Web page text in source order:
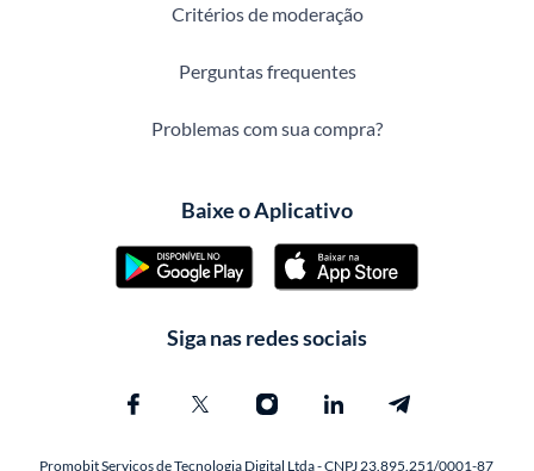
Critérios de moderação
Perguntas frequentes
Problemas com sua compra?
Baixe o Aplicativo
Siga nas redes sociais
Promobit Servicos de Tecnologia Digital Ltda - CNPJ 23.895.251/0001-87